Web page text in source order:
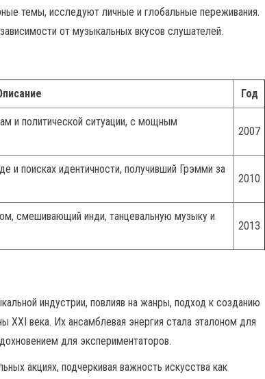
темы, исследуют личные и глобальные переживания.
от музыкальных вкусов слушателей.
Год
и политической ситуации, с мощным
2007
и поисках идентичности, получивший Грэмми за
2010
смешивающий инди, танцевальную музыку и
2013
индустрии, повлияв на жанры, подход к созданию
века. Их ансамблевая энергия стала эталоном для
для экспериментаторов.
акциях, подчеркивая важность искусства как